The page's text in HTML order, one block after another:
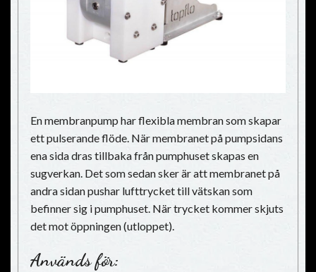
En membranpump har flexibla membran som skapar
ett pulserande flöde. När membranet på pumpsidans
ena sida dras tillbaka från pumphuset skapas en
sugverkan. Det som sedan sker är att membranet på
andra sidan pushar lufttrycket till vätskan som
befinner sig i pumphuset. När trycket kommer skjuts
det mot öppningen (utloppet).
Används för: